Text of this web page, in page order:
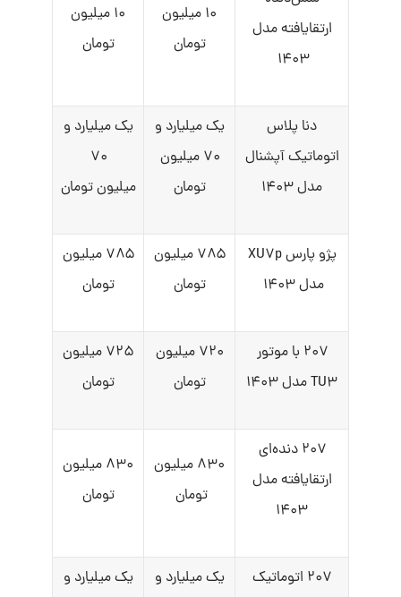
ارتقایافته مدل
۱۴۰۳
۱۰ میلیون
تومان
۱۰ میلیون
تومان
دنا پلاس
اتوماتیک آپشنال
مدل ۱۴۰۳
یک میلیارد و
۷۰ میلیون
تومان
یک میلیارد و
۷۰
میلیون تومان
پژو پارس XU۷p
مدل ۱۴۰۳
۷۸۵ میلیون
تومان
۷۸۵ میلیون
تومان
۲۰۷ با موتور
TU۳ مدل ۱۴۰۳
۷۲۰ میلیون
تومان
۷۲۵ میلیون
تومان
۲۰۷ دنده‌ای
ارتقایافته مدل
۱۴۰۳
۸۳۰ میلیون
تومان
۸۳۰ میلیون
تومان
۲۰۷ اتوماتیک
یک میلیارد و
یک میلیارد و